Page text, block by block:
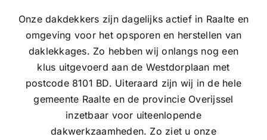
Onze dakdekkers zijn dagelijks actief in Raalte en
omgeving voor het opsporen en herstellen van
daklekkages. Zo hebben wij onlangs nog een
klus uitgevoerd aan de Westdorplaan met
postcode 8101 BD. Uiteraard zijn wij in de hele
gemeente Raalte en de provincie Overijssel
inzetbaar voor uiteenlopende
dakwerkzaamheden. Zo ziet u onze